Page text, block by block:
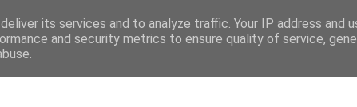
sa... Predstavljamo Osvrti Recenzije Eseji
its services and to analyze traffic. Your IP address and
and security metrics to ensure quality of service,